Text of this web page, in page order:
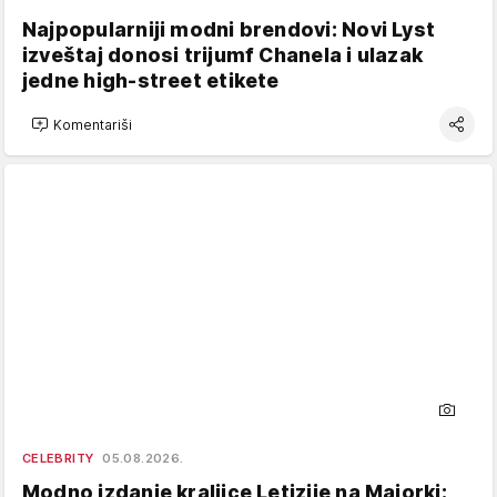
Najpopularniji modni brendovi: Novi Lyst
izveštaj donosi trijumf Chanela i ulazak
jedne high-street etikete
Komentariši
CELEBRITY 05.08.2026.